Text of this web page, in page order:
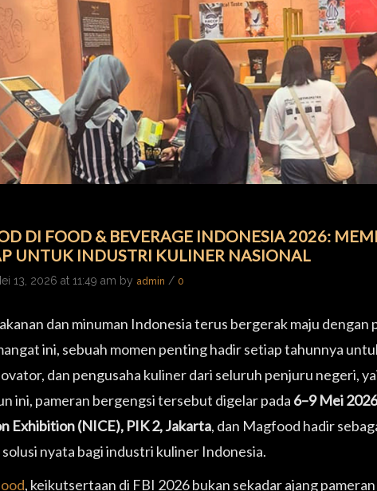
DI FOOD & BEVERAGE INDONESIA 2026:
UNTUK INDUSTRI KULINER NASIONAL
13, 2026 at 11:49 am by admin / 0
dan minuman Indonesia terus bergerak maju
ini, sebuah momen penting hadir setiap tahunnya
dan pengusaha kuliner dari seluruh penjuru negeri,
ini, pameran bergengsi tersebut digelar pada 6–9 Mei 2026
Exhibition (NICE), PIK 2, Jakarta, dan Magfood hadir
nyata bagi industri kuliner Indonesia.
, keikutsertaan di FBI 2026 bukan sekadar ajang